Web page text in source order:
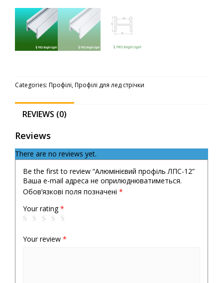
Categories: Профілі,Профілі для лед стрічки
REVIEWS (0)
Reviews
There are no reviews yet.
Be the first to review “Алюмінієвий профіль ЛПС-12”
Ваша e-mail адреса не оприлюднюватиметься.
Обов’язкові поля позначені *
Your rating*
Your review *